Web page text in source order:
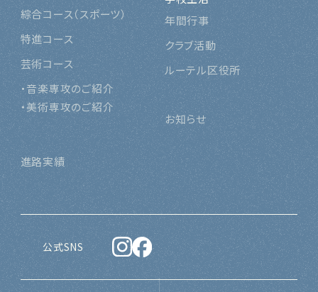
綜合コース（スポーツ）
特進コース
芸術コース
・音楽専攻のご紹介
・美術専攻のご紹介
進路実績
年間行事
クラブ活動
ルーテル区役所
お知らせ
公式SNS